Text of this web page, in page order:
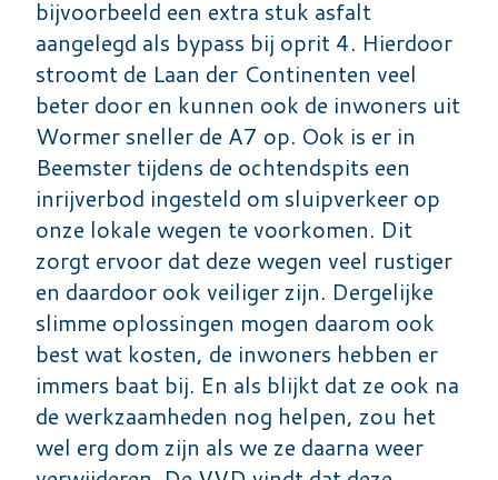
bijvoorbeeld een extra stuk asfalt
aangelegd als bypass bij oprit 4. Hierdoor
stroomt de Laan der Continenten veel
beter door en kunnen ook de inwoners uit
Wormer sneller de A7 op. Ook is er in
Beemster tijdens de ochtendspits een
inrijverbod ingesteld om sluipverkeer op
onze lokale wegen te voorkomen. Dit
zorgt ervoor dat deze wegen veel rustiger
en daardoor ook veiliger zijn. Dergelijke
slimme oplossingen mogen daarom ook
best wat kosten, de inwoners hebben er
immers baat bij. En als blijkt dat ze ook na
de werkzaamheden nog helpen, zou het
wel erg dom zijn als we ze daarna weer